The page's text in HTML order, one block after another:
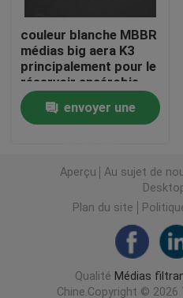
Filtreur flottant
Filtreur de cellules
Filtreur de Kaldnes
Filtreur à billes
couleur blanche MBBR
médias big aera K3
principalement pour le
réservoir anaérobie
IDEAL porteuse mbbr
COD BOD élimination
envoyer une
Aperçu Au sujet de
Plan du site
Qualité Médias
Chine.Copyright ©